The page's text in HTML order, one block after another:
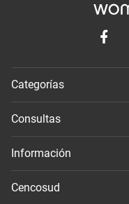
Categorías
Consultas
Información
Cencosud